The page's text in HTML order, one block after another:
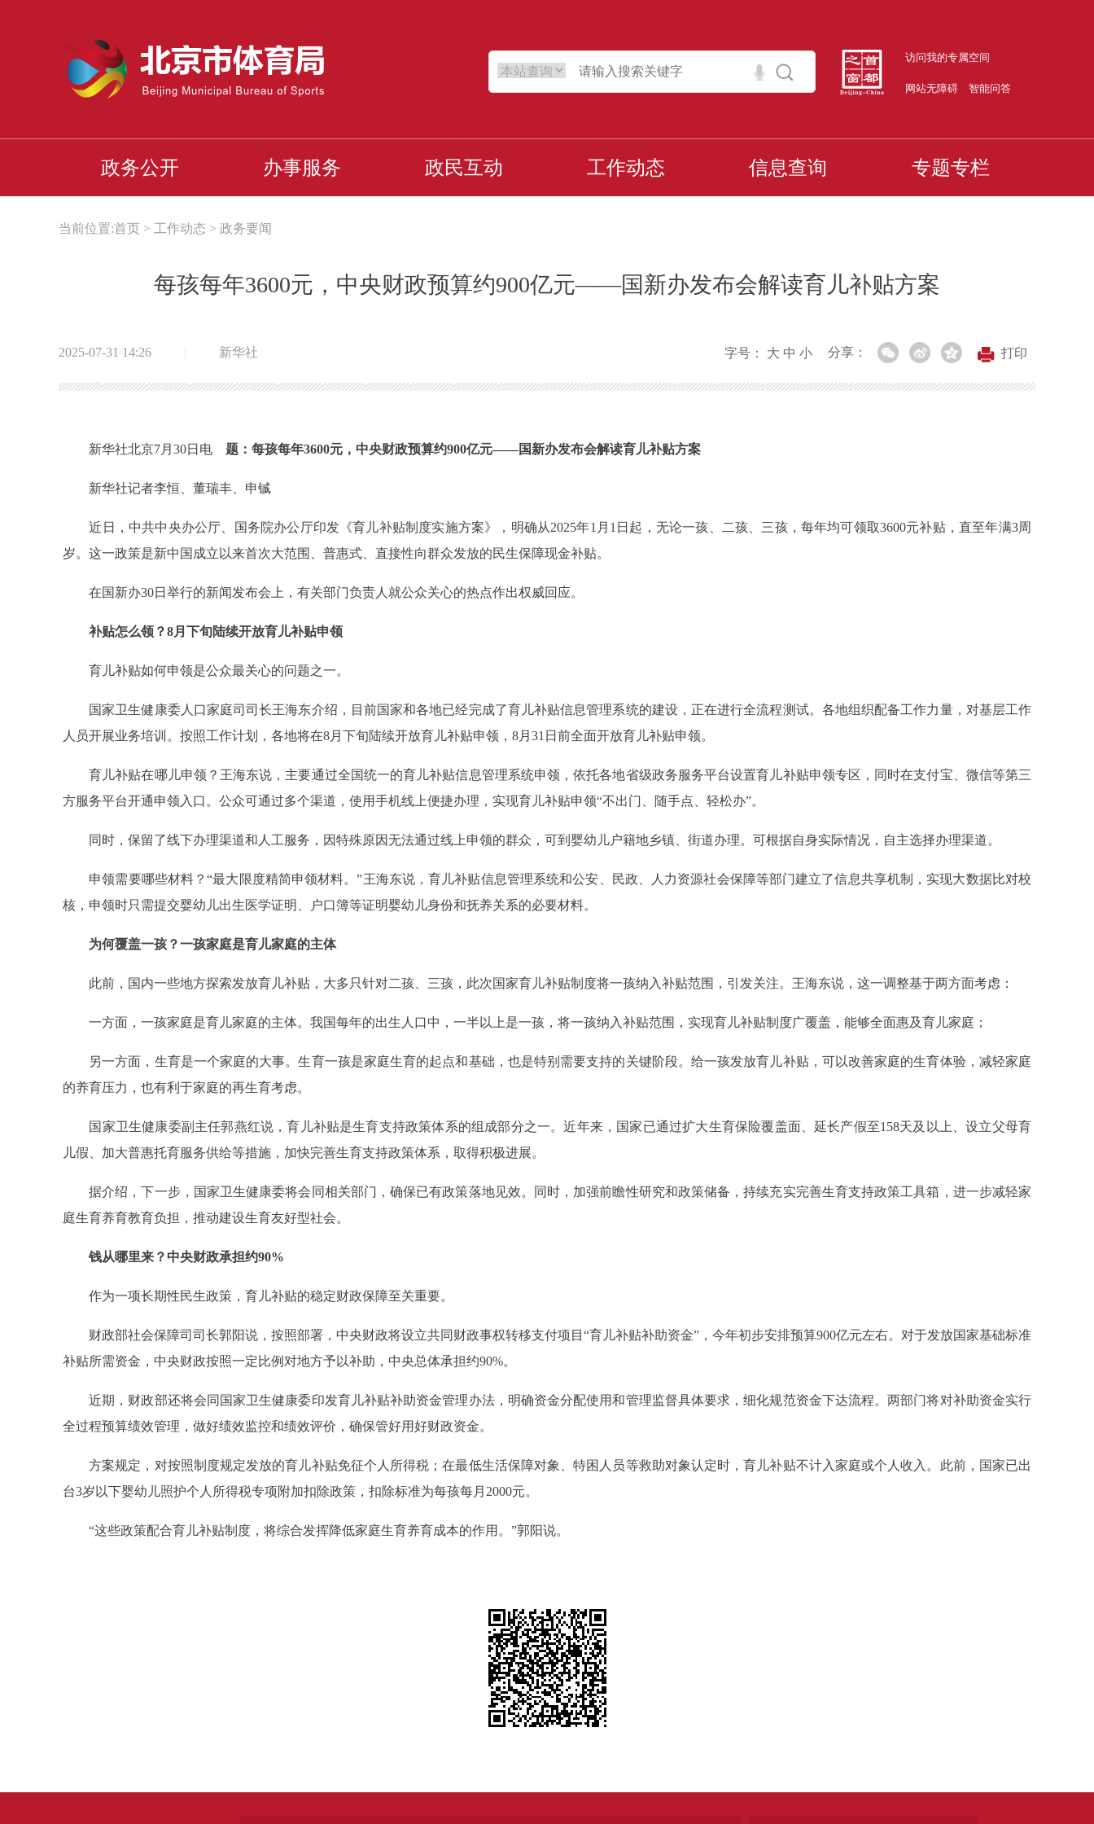
访问我的专属空间
网站无障碍 智能问答
政务公开 办事服务 政民互动 工作动态 信息查询 专题专栏
当前位置:首页 > 工作动态 > 政务要闻
每孩每年3600元，中央财政预算约900亿元——国新办发布会解读育儿补贴方案
2025-07-31 14:26 | 新华社 字号： 大 中 小 分享： 打印
新华社北京7月30日电 题：每孩每年3600元，中央财政预算约900亿元——国新办发布会解读育儿补贴方案
新华社记者李恒、董瑞丰、申铖
近日，中共中央办公厅、国务院办公厅印发《育儿补贴制度实施方案》，明确从2025年1月1日起，无论一孩、二孩、三孩，每年均可领取3600元补贴，直至年满3周
岁。这一政策是新中国成立以来首次大范围、普惠式、直接性向群众发放的民生保障现金补贴。
在国新办30日举行的新闻发布会上，有关部门负责人就公众关心的热点作出权威回应。
补贴怎么领？8月下旬陆续开放育儿补贴申领
育儿补贴如何申领是公众最关心的问题之一。
国家卫生健康委人口家庭司司长王海东介绍，目前国家和各地已经完成了育儿补贴信息管理系统的建设，正在进行全流程测试。各地组织配备工作力量，对基层工作
人员开展业务培训。按照工作计划，各地将在8月下旬陆续开放育儿补贴申领，8月31日前全面开放育儿补贴申领。
育儿补贴在哪儿申领？王海东说，主要通过全国统一的育儿补贴信息管理系统申领，依托各地省级政务服务平台设置育儿补贴申领专区，同时在支付宝、微信等第三
方服务平台开通申领入口。公众可通过多个渠道，使用手机线上便捷办理，实现育儿补贴申领“不出门、随手点、轻松办”。
同时，保留了线下办理渠道和人工服务，因特殊原因无法通过线上申领的群众，可到婴幼儿户籍地乡镇、街道办理。可根据自身实际情况，自主选择办理渠道。
申领需要哪些材料？“最大限度精简申领材料。”王海东说，育儿补贴信息管理系统和公安、民政、人力资源社会保障等部门建立了信息共享机制，实现大数据比对校
核，申领时只需提交婴幼儿出生医学证明、户口簿等证明婴幼儿身份和抚养关系的必要材料。
为何覆盖一孩？一孩家庭是育儿家庭的主体
此前，国内一些地方探索发放育儿补贴，大多只针对二孩、三孩，此次国家育儿补贴制度将一孩纳入补贴范围，引发关注。王海东说，这一调整基于两方面考虑：
一方面，一孩家庭是育儿家庭的主体。我国每年的出生人口中，一半以上是一孩，将一孩纳入补贴范围，实现育儿补贴制度广覆盖，能够全面惠及育儿家庭；
另一方面，生育是一个家庭的大事。生育一孩是家庭生育的起点和基础，也是特别需要支持的关键阶段。给一孩发放育儿补贴，可以改善家庭的生育体验，减轻家庭
的养育压力，也有利于家庭的再生育考虑。
国家卫生健康委副主任郭燕红说，育儿补贴是生育支持政策体系的组成部分之一。近年来，国家已通过扩大生育保险覆盖面、延长产假至158天及以上、设立父母育
儿假、加大普惠托育服务供给等措施，加快完善生育支持政策体系，取得积极进展。
据介绍，下一步，国家卫生健康委将会同相关部门，确保已有政策落地见效。同时，加强前瞻性研究和政策储备，持续充实完善生育支持政策工具箱，进一步减轻家
庭生育养育教育负担，推动建设生育友好型社会。
钱从哪里来？中央财政承担约90%
作为一项长期性民生政策，育儿补贴的稳定财政保障至关重要。
财政部社会保障司司长郭阳说，按照部署，中央财政将设立共同财政事权转移支付项目“育儿补贴补助资金”，今年初步安排预算900亿元左右。对于发放国家基础标准
补贴所需资金，中央财政按照一定比例对地方予以补助，中央总体承担约90%。
近期，财政部还将会同国家卫生健康委印发育儿补贴补助资金管理办法，明确资金分配使用和管理监督具体要求，细化规范资金下达流程。两部门将对补助资金实行
全过程预算绩效管理，做好绩效监控和绩效评价，确保管好用好财政资金。
方案规定，对按照制度规定发放的育儿补贴免征个人所得税；在最低生活保障对象、特困人员等救助对象认定时，育儿补贴不计入家庭或个人收入。此前，国家已出
台3岁以下婴幼儿照护个人所得税专项附加扣除政策，扣除标准为每孩每月2000元。
“这些政策配合育儿补贴制度，将综合发挥降低家庭生育养育成本的作用。”郭阳说。